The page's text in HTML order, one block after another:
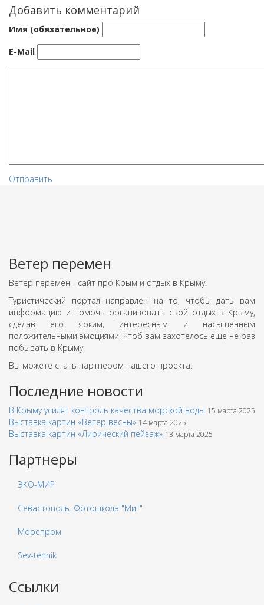
Добавить комментарий
Имя (обязательное)
E-Mail
Отправить
Ветер перемен
Ветер перемен - сайт про Крым и отдых в Крыму.
Туристический портал направлен на то, чтобы дать вам
информацию и помочь организовать свой отдых в Крыму,
сделав его ярким, интересным и насыщенным
положительными эмоциями, чтоб вам захотелось еще не раз
побывать в Крыму.
Вы можете стать партнером нашего проекта.
Последние новости
В Крыму усилят контроль качества морской воды 15 марта 2025
Выставка картин «Ветер весны» 14 марта 2025
Выставка картин «Лирический пейзаж» 13 марта 2025
Партнеры
ЭКО-МИР
Севастополь. Фотошкола "Миг"
Морепром
Sev-tehnik
Ссылки